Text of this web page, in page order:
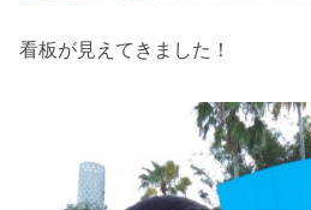
看板が見えてきました！